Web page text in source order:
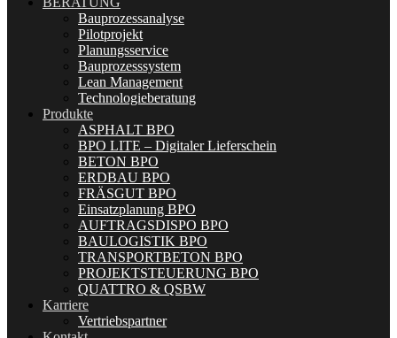
Bauprozessanalyse
Pilotprojekt
Planungsservice
Bauprozesssystem
Lean Management
Technologieberatung
Produkte
ASPHALT BPO
BPO LITE – Digitaler Lieferschein
BETON BPO
ERDBAU BPO
FRÄSGUT BPO
Einsatzplanung BPO
AUFTRAGSDISPO BPO
BAULOGISTIK BPO
TRANSPORTBETON BPO
PROJEKTSTEUERUNG BPO
QUATTRO & QSBW
Karriere
Vertriebspartner